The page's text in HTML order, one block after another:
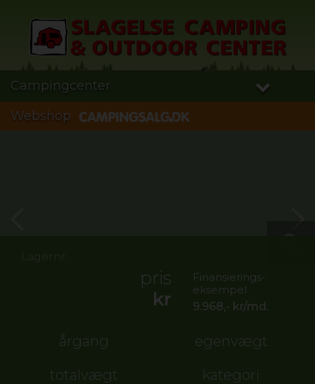
Campingcenter
Webshop
pris
kr
Finansierings-
eksempel
9.968,- kr/md.
årgang
egenvægt
totalvægt
kategori